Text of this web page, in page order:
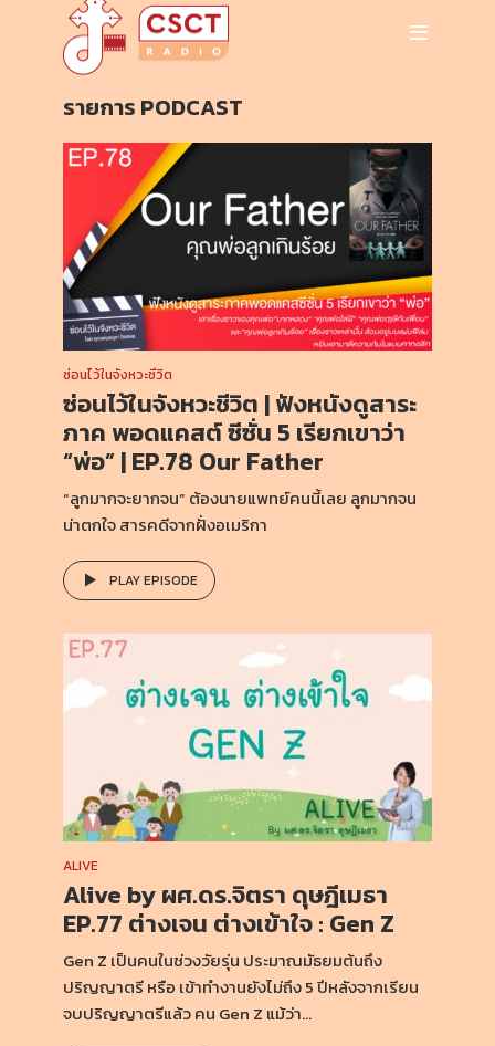
รายการ PODCAST
ซ่อนไว้ในจังหวะชีวิต
ซ่อนไว้ในจังหวะชีวิต | ฟังหนังดูสาระ
ภาค พอดแคสต์ ซีซั่น 5 เรียกเขาว่า
“พ่อ” | EP.78 Our Father
“ลูกมากจะยากจน” ต้องนายแพทย์คนนี้เลย ลูกมากจน
น่าตกใจ สารคดีจากฝั่งอเมริกา
PLAY EPISODE
ALIVE
Alive by ผศ.ดร.จิตรา ดุษฎีเมธา
EP.77 ต่างเจน ต่างเข้าใจ : Gen Z
Gen Z เป็นคนในช่วงวัยรุ่น ประมาณมัธยมต้นถึง
ปริญญาตรี หรือ เข้าทำงานยังไม่ถึง 5 ปีหลังจากเรียน
จบปริญญาตรีแล้ว คน Gen Z แม้ว่า...